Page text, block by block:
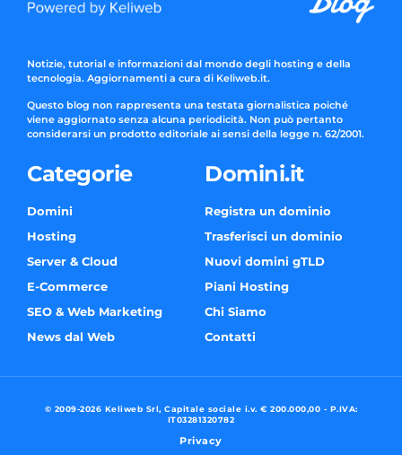
Notizie, tutorial e informazioni dal mondo degli hosting e della
tecnologia. Aggiornamenti a cura di Keliweb.it.
Questo blog non rappresenta una testata giornalistica poiché
viene aggiornato senza alcuna periodicità. Non può pertanto
considerarsi un prodotto editoriale ai sensi della legge n. 62/2001.
Categorie
Domini
Hosting
Server & Cloud
E-Commerce
SEO & Web Marketing
News dal Web
Domini.it
Registra un dominio
Trasferisci un dominio
Nuovi domini gTLD
Piani Hosting
Chi Siamo
Contatti
© 2009-2026 Keliweb Srl, Capitale sociale i.v. € 200.000,00 - P.IVA:
IT03281320782
Privacy